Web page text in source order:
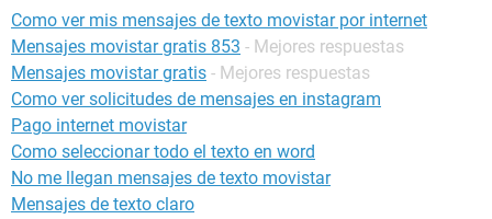
Como ver mis mensajes de texto movistar por internet
Mensajes movistar gratis 853 - Mejores respuestas
Mensajes movistar gratis - Mejores respuestas
Como ver solicitudes de mensajes en instagram
Pago internet movistar
Como seleccionar todo el texto en word
No me llegan mensajes de texto movistar
Mensajes de texto claro